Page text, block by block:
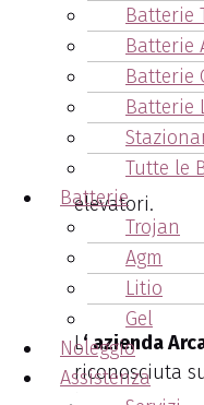
Batterie
Batterie
Batterie
Batterie
Tutte le
Batterie
Trojan
Agm
Litio
Gel
Noleggio
Assistenza
industriali,
piattaforme
E’ importante
industriali in
al loro
l’efficienza
elevatori.
Arcangeli:
delle
L‘ azienda
riconosciuta